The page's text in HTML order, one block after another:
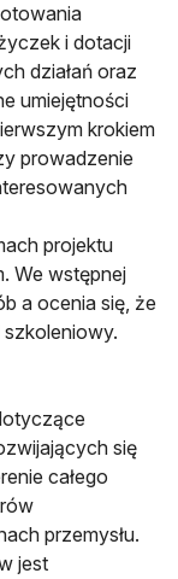
i dotacji
działań oraz
umiejętności
krokiem
prowadzenie
projektu
We wstępnej
a ocenia się, że
się
całego
przemysłu.
jest